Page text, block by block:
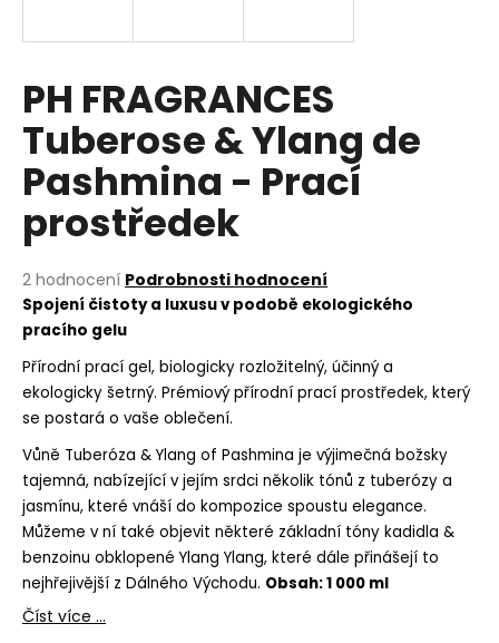
Průměrné
hodnocení
produktu
je
5,0
z
5
hvězdiček.
2 hodnocení Podrobnosti hodnocení
PH FRAGRANCES
Tuberose & Ylang de
Pashmina - Prací
prostředek
Spojení čistoty a luxusu v podobě ekologického
pracího gelu
Přírodní prací gel, biologicky rozložitelný, účinný a
ekologicky šetrný. Prémiový přírodní prací prostředek, který
se postará o vaše oblečení.
Vůně Tuberóza & Ylang of Pashmina je výjimečná božsky
tajemná, nabízející v jejím srdci několik tónů z tuberózy a
jasmínu, které vnáší do kompozice spoustu elegance.
Můžeme v ní také objevit některé základní tóny kadidla &
benzoinu obklopené Ylang Ylang, které dále přinášejí to
nejhřejivější z Dálného Východu. Obsah: 1 000 ml
Číst více ...
í
t
?
D
o
p
o
r
u
č
u
j
e
m
e